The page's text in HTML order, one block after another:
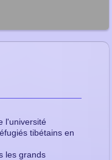
l'université
tibétains en
les grands